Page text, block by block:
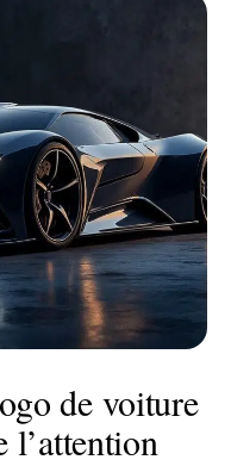
de voiture
l’attention